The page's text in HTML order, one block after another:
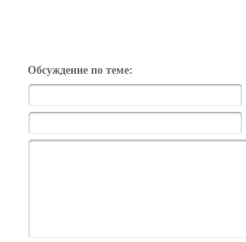
Обсуждение по теме: